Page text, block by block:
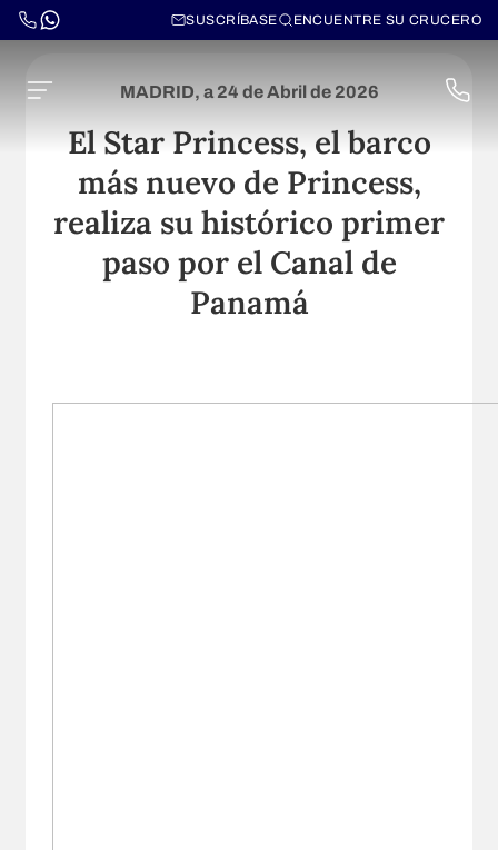
SUSCRÍBASE ENCUENTRE SU CRUCERO
MADRID, a 24 de Abril de 2026
El Star Princess, el barco
más nuevo de Princess,
realiza su histórico primer
paso por el Canal de
Panamá